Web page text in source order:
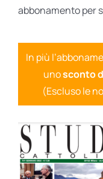
abbonamento per
In più
unosconto
(Escluso le